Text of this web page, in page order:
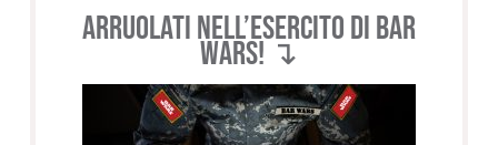
Arruolati nell’esercito di BAR
WARS! ↴